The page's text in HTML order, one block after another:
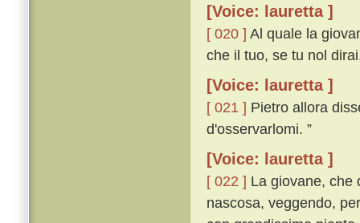
[Voice: lauretta ]
[ 020 ] Al quale la
che il tuo, se tu nol
[Voice: lauretta ]
[ 021 ] Pietro allora
d'osservarlomi. ”
[Voice: lauretta ]
[ 022 ] La giovane, che
nascosa, veggendo,